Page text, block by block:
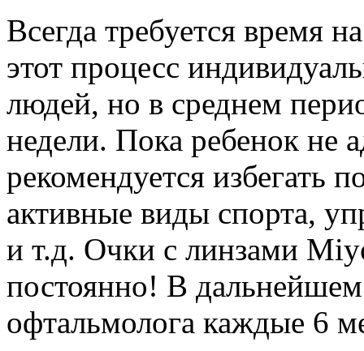
Всегда требуется время
этот процесс
людей, но в среднем
недели. Пока ребенок не
рекомендуется избегать
активные виды спорта,
и т.д. Очки с линзами
постоянно! В
офтальмолога каждые 6